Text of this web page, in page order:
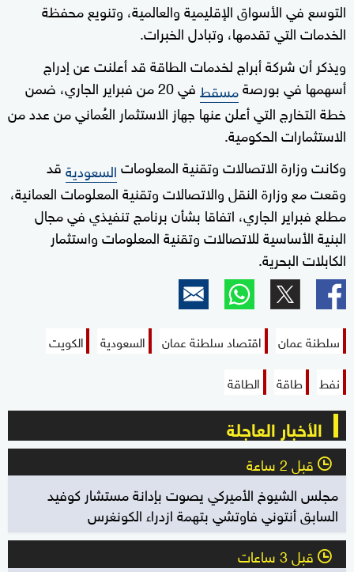
التوسع في الأسواق الإقليمية والعالمية، وتنويع محفظة
الخدمات التي تقدمها، وتبادل الخبرات.
ويذكر أن شركة أبراج لخدمات الطاقة قد أعلنت عن إدراج
أسهمها في بورصةمسقط
في 20 من فبراير الجاري، ضمن
خطة التخارج التي أعلن عنها جهاز الاستثمار العُماني من عدد من
الاستثمارات الحكومية.
وكانت وزارة الاتصالات وتقنية المعلوماتالسعوديةقد
وقعت مع وزارة النقل والاتصالات وتقنية المعلومات العمانية،
مطلع فبراير الجاري، اتفاقا بشأن برنامج تنفيذي في مجال
البنية الأساسية للاتصالات وتقنية المعلومات واستثمار
الكابلات البحرية.
سلطنة عمان اقتصاد سلطنة عمان السعودية
الكويت
نفط
طاقة الطاقة
الأخبار العاجلة
l قبل 2 ساعة
مجلس الشيوخ الأميركي يصوت بإدانة مستشار كوفيد
السابق أنتوني فاوتشي بتهمة ازدراء الكونغرس
l قبل 3 ساعات